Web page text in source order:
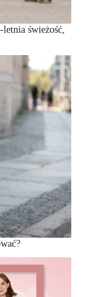
świeżość,